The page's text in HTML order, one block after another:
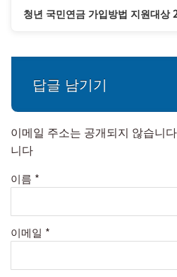
청년 국민연금 가입방법 지원대상
답글 남기기
이메일 주소는 공개되지 않습니
니다
이름 *
이메일 *